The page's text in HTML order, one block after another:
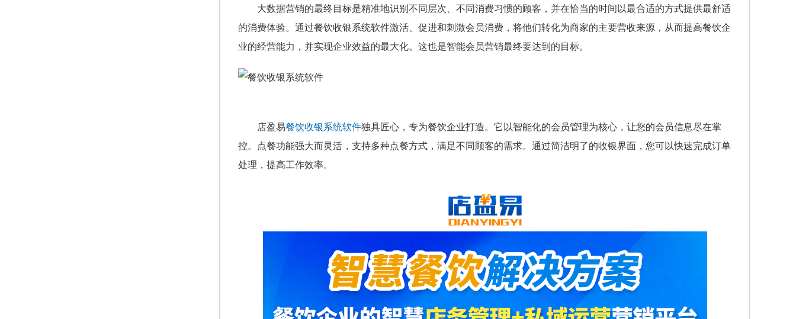
大数据营销的最终目标是精准地识别不同层次、不同消费习惯的顾客，并在恰当的时间以最合适的方式提供最舒适
的消费体验。通过餐饮收银系统软件激活、促进和刺激会员消费，将他们转化为商家的主要营收来源，从而提高餐饮企
业的经营能力，并实现企业效益的最大化。这也是智能会员营销最终要达到的目标。
店盈易餐饮收银系统软件独具匠心，专为餐饮企业打造。它以智能化的会员管理为核心，让您的会员信息尽在掌
控。点餐功能强大而灵活，支持多种点餐方式，满足不同顾客的需求。通过简洁明了的收银界面，您可以快速完成订单
处理，提高工作效率。